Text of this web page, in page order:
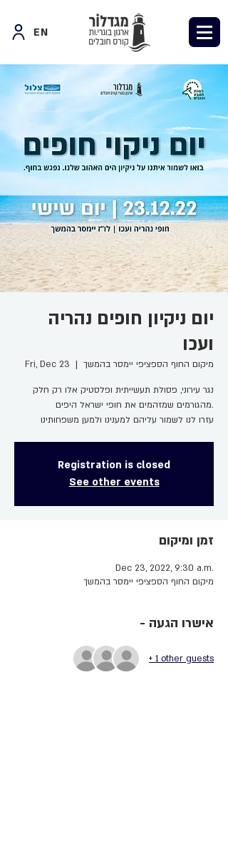
EN
יום ניקיון חופים נהריה
ועכו
Fri, Dec 23
  |
מיקום החוף הספציפי יימסר בהמשך
נגר עירוני, פסולת תעשייתית ופלסטיק אלו רק חלק
מהגורמים שמזהמים את חופי ישראל היפים.
עזרו לנו לשמור עליהם למענינו ולמען משפחותינו
Registration is closed
See other events
זמן ומיקום
Dec 23, 2022, 9:30 a.m.
מיקום החוף הספציפי יימסר בהמשך
- אישרו הגעה
+ 1 other guests